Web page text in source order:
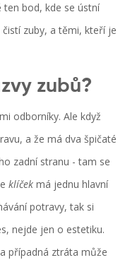
bod, kde se ústní
zuby, a těmi, kteří je
zubů?
odborníky. Ale když
a že má dva špičaté
zadní stranu - tam se
klíček má jednu hlavní
potravy, tak si
nejde jen o estetiku.
případná ztráta může